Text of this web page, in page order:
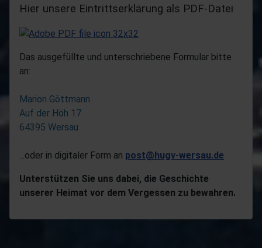
Hier unsere Eintrittserklärung als PDF-Datei
Das ausgefüllte und unterschriebene Formular bitte
an:
Marion Göttmann
Auf der Höh 17
64395 Wersau
...oder in digitaler Form an post@hugv-wersau.de
Unterstützen Sie uns dabei, die Geschichte
unserer Heimat vor dem Vergessen zu bewahren.